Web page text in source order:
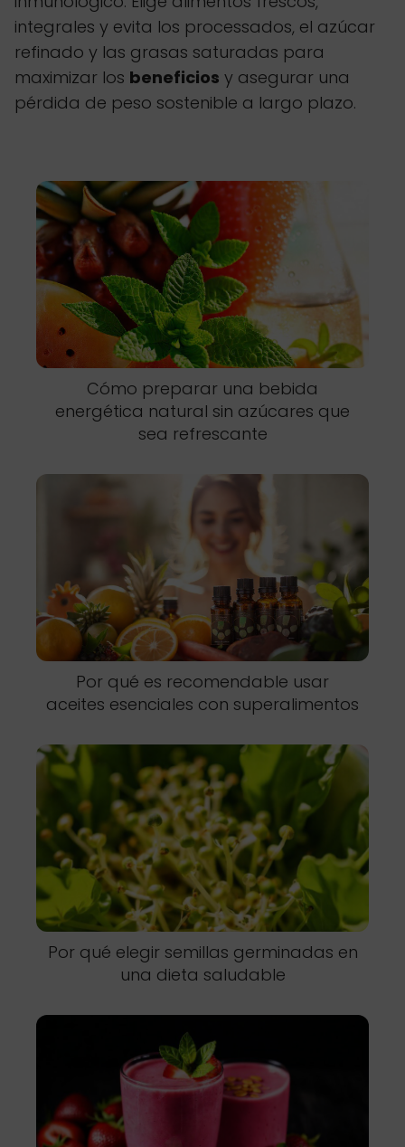
integrales y evita los processados, el azúcar
refinado y las grasas saturadas para
maximizar los beneficios y asegurar una
pérdida de peso sostenible a largo plazo.
Cómo preparar una bebida
energética natural sin azúcares que
sea refrescante
Por qué es recomendable usar
aceites esenciales con superalimentos
Por qué elegir semillas germinadas en
una dieta saludable